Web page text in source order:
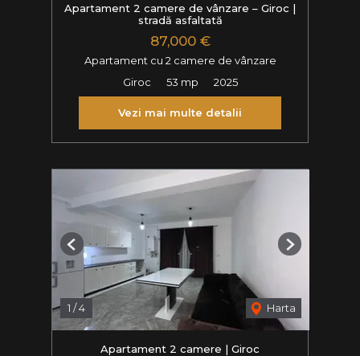
Apartament 2 camere de vânzare – Giroc |
stradă asfaltată
87,000 €
Apartament cu 2 camere de vânzare
Giroc
53 mp 2025
Vezi mai multe detalii
1 /4 Harta
Previous Next
Apartament 2 camere | Giroc